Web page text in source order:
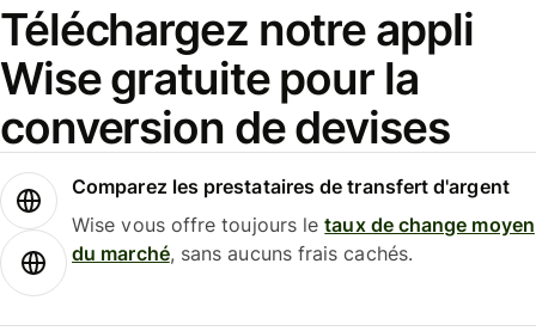
Téléchargez notre appli
Wise gratuite pour la
conversion de devises
Comparez les prestataires de transfert d'argent
Wise vous offre toujours letaux de change moyen
du marché, sans aucuns frais cachés.